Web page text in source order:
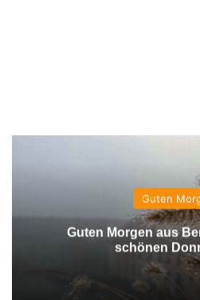
Guten
Guten Morgen aus
schönen